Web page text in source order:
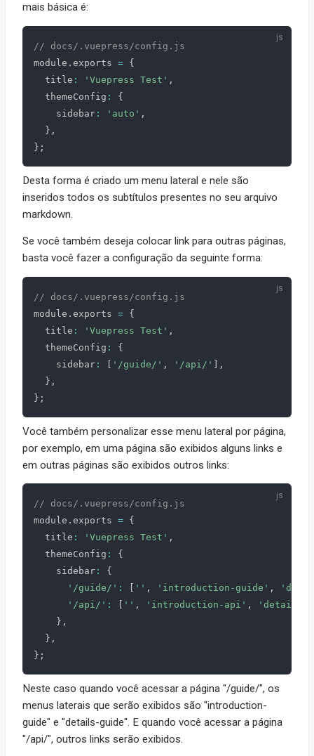
mais básica é:
// docs/.vuepress/config.js
module . exports = {
  title
: 'Vuepress Test' ,
  themeConfig
:
{
    sidebar
: 'auto' ,
} ,
} ;
Desta forma é criado um menu lateral e nele são
inseridos todos os subtítulos presentes no seu arquivo
markdown.
Se você também deseja colocar link para outras páginas,
basta você fazer a configuração da seguinte forma:
// docs/.vuepress/config.js
module . exports = {
  title
: 'Vuepress Test' ,
  themeConfig
:
{
    sidebar
: [ '/guide/' , '/api/' ] ,
} ,
} ;
Você também personalizar esse menu lateral por página,
por exemplo, em uma página são exibidos alguns links e
em outras páginas são exibidos outros links:
// docs/.vuepress/config.js
module . exports = {
  title
: 'Vuepress Test' ,
  themeConfig
:
{
    sidebar
:
{
'/guide/' : '' , 'introduction-guide' ,
'/api/' : '' , 'introduction-api' ,
'details-
} ,
} ,
} ;
Neste caso quando você acessar a página "/guide/", os
menus laterais que serão exibidos são "introduction-
guide" e "details-guide". E quando você acessar a página
"/api/", outros links serão exibidos.